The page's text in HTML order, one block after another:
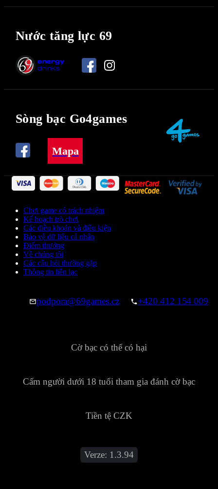
Nước tăng lực 69
Sòng bạc Go4games
Mapa
Chơi game có trách nhiệm
Kế hoạch trò chơi
Các điều khoản và điều kiện
Bảo vệ dữ liệu cá nhân
Điểm thưởng
Về chúng tôi
Các câu hỏi thường gặp
Thông tin liên lạc
podpora@69games.cz +420 412 154 009
Cờ bạc có thể có hại
Cấm người dưới 18 tuổi tham gia đánh cờ bạc
Tiền tệ CZK
Verze: 1.3.94